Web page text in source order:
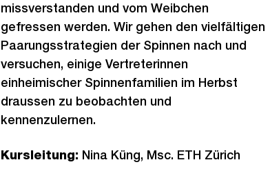
missverstanden und vom Weibchen
gefressen werden. Wir gehen den vielfältigen
Paarungsstrategien der Spinnen nach und
versuchen, einige Vertreterinnen
einheimischer Spinnenfamilien im Herbst
draussen zu beobachten und
kennenzulernen.
Kursleitung: Nina Küng, Msc. ETH Zürich